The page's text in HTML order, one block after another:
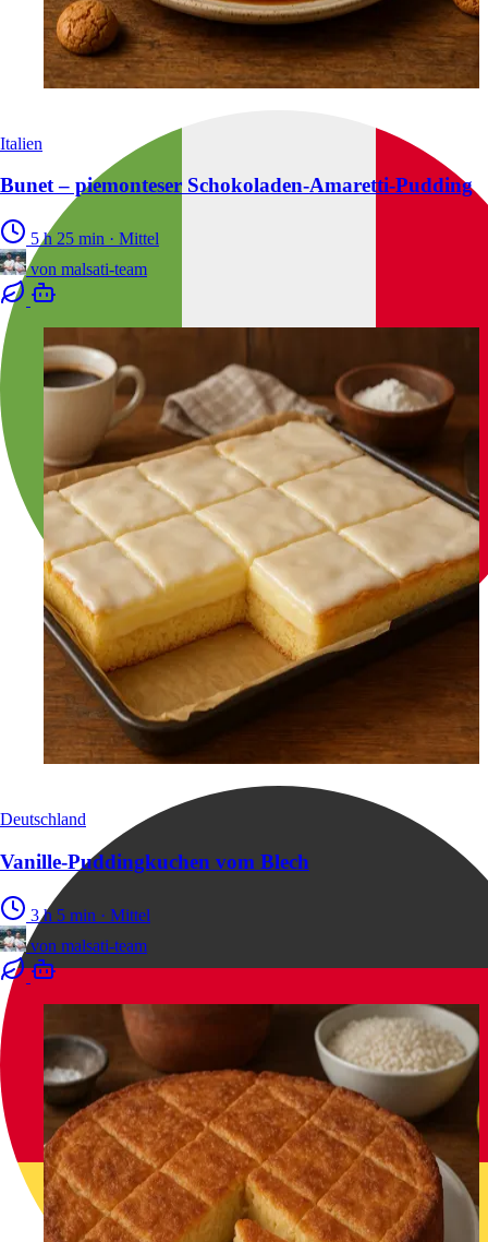
Italien
Bunet – piemonteser Schokoladen-Amaretti-Pudding
5 h 25 min · Mittel
von malsati-team
Deutschland
Vanille-Puddingkuchen vom Blech
3 h 5 min · Mittel
von malsati-team